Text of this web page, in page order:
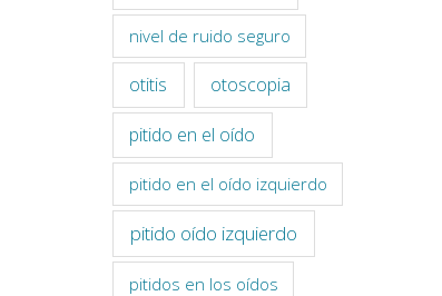
nivel de ruido seguro
otitis otoscopia
pitido en el oído
pitido en el oído izquierdo
pitido oído izquierdo
pitidos en los oídos